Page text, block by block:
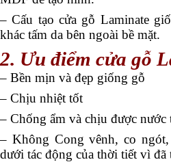
– Cấu tạo cửa gỗ Laminate
khác tấm da bên ngoài bề mặt.
2. Ưu điểm cửa gỗ
– Bền mịn và đẹp giống gỗ
– Chịu nhiệt tốt
– Chống ẩm và chịu được nước
– Không Cong vênh, co
dưới tác động của thời tiết vì đã